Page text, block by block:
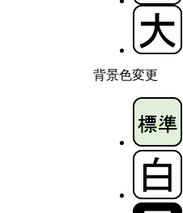
背景色変更